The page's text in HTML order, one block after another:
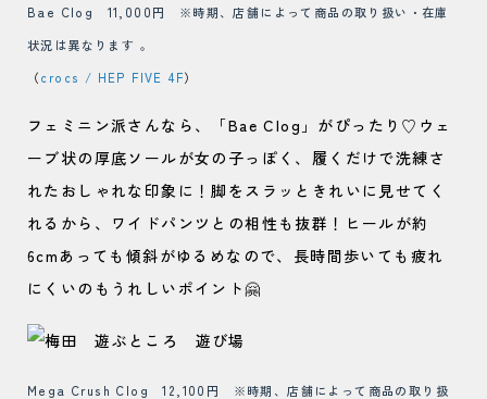
Bae Clog 11,000円 ※時期、店舗によって商品の取り扱い・在庫
状況は異なります 。
（crocs / HEP FIVE 4F）
フェミニン派さんなら、「Bae Clog」がぴったり♡ウェ
ーブ状の厚底ソールが女の子っぽく、履くだけで洗練さ
れたおしゃれな印象に！脚をスラッときれいに見せてく
れるから、ワイドパンツとの相性も抜群！ヒールが約
6cmあっても傾斜がゆるめなので、長時間歩いても疲れ
にくいのもうれしいポイント🤗
Mega Crush Clog 12,100円 ※時期、店舗によって商品の取り扱